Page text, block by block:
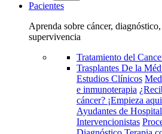
Pacientes
Aprenda sobre cáncer,
supervivencia
Tratamiento del
Trasplantes De la
Estudios Clínicos
e inmunoterapia
cáncer? ¡Empieza
Ayudantes de Hospital
Intervencionistas